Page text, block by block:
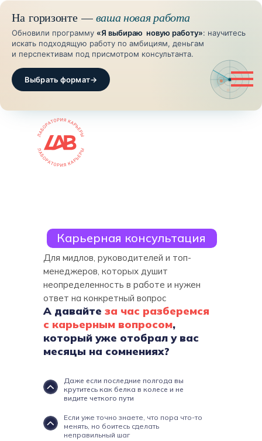
На горизонте —ваша новая работа
Обновили программу «Я выбираю новую работу»: научитесь
искать подходящую работу по амбициям, деньгам
и перспективам под присмотром консультанта.
Выбрать формат→
Для мидлов, руководителей и топ-
менеджеров, которых душит
неопределенность в работе и нужен
ответ на конкретный вопрос
А давайте за час разберемся
с карьерным вопросом,
который уже отобрал у вас
месяцы на сомнениях?
Даже если последние полгода вы
крутитесь как белка в колесе и не
видите четкого пути
Если уже точно знаете, что пора что-то
менять, но боитесь сделать
неправильный шаг
Карьерная консультация